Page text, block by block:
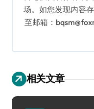
场。如您发现内容
至邮箱：
相关文章